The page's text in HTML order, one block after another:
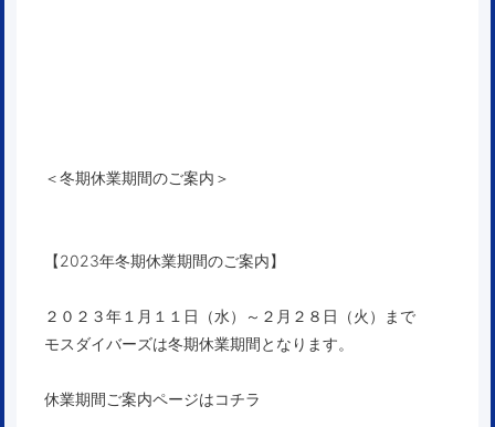
＜冬期休業期間のご案内＞
【2023年冬期休業期間のご案内】
２０２３年１月１１日（水）～２月２８日（火）まで
モスダイバーズは冬期休業期間となります。
休業期間ご案内ページはコチラ